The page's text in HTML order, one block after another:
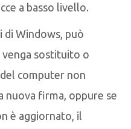
a basso livello.
di Windows, può
venga sostituito o
computer non
nuova firma, oppure se
è aggiornato, il